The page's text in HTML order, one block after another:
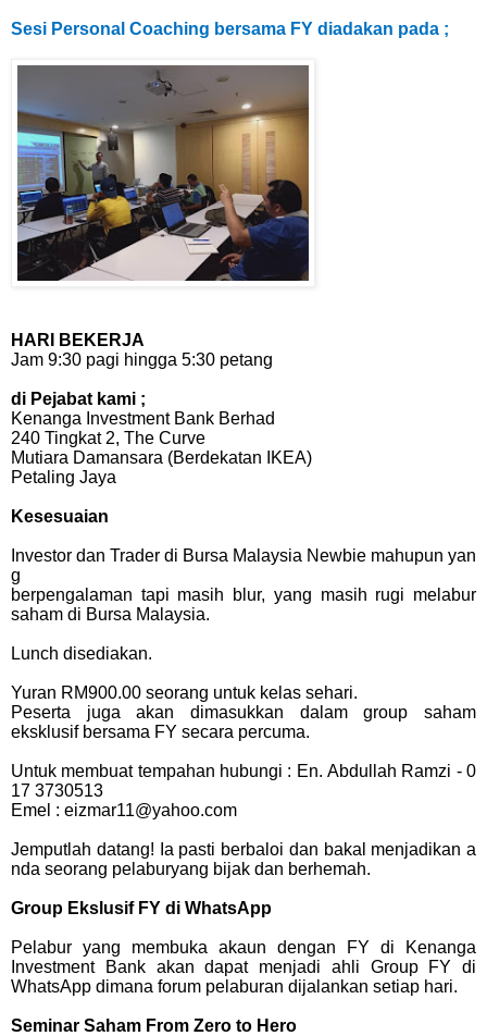
Sesi Personal Coaching bersama FY diadakan pada ;
HARI BEKERJA
Jam 9:30 pagi hingga 5:30 petang
di Pejabat kami ;
Kenanga Investment Bank Berhad
240 Tingkat 2, The Curve
Mutiara Damansara (Berdekatan IKEA)
Petaling Jaya
Kesesuaian
Investor dan Trader di Bursa Malaysia Newbie mahupun yan
g
berpengalaman tapi masih blur, yang masih rugi melabur
saham di Bursa Malaysia.
Lunch disediakan.
Yuran RM900.00 seorang untuk kelas sehari.
Peserta juga akan dimasukkan dalam group saham
eksklusif bersama FY secara percuma.
Untuk membuat tempahan hubungi : En. Abdullah Ramzi - 0
17 3730513
Emel : eizmar11@yahoo.com
Jemputlah datang! Ia pasti berbaloi dan bakal menjadikan a
nda seorang pelaburyang bijak dan berhemah.
Group Ekslusif FY di WhatsApp
Pelabur yang membuka akaun dengan FY di Kenanga
Investment Bank akan dapat menjadi ahli Group FY di
WhatsApp dimana forum pelaburan dijalankan setiap hari.
Seminar Saham From Zero to Hero